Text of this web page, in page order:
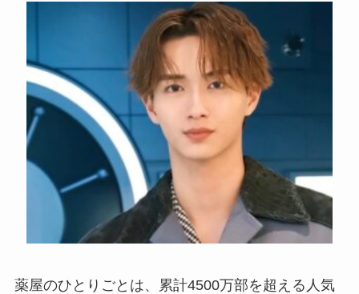
薬屋のひとりごとは、累計4500万部を超える人気